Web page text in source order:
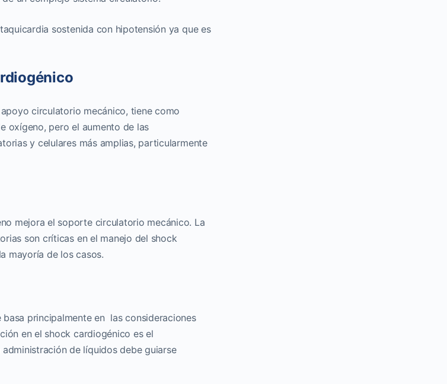
sostenida con hipotensión ya que es
circulatorio mecánico, tiene como
oxígeno, pero el aumento de las
y celulares más amplias, particularmente
mejora el soporte circulatorio mecánico. La
son críticas en el manejo del shock
mayoría de los casos.
principalmente en las consideraciones
en el shock cardiogénico es el
de líquidos debe guiarse